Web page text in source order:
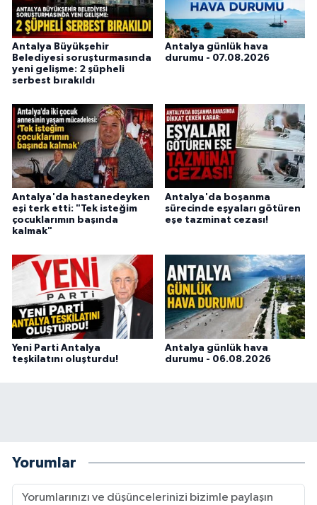
Antalya Büyükşehir
Belediyesi soruşturmasında
yeni gelişme: 2 şüpheli
serbest bırakıldı
Antalya günlük hava
durumu - 07.08.2026
Antalya'da hastanedeyken
eşi terk etti: "Tek isteğim
çocuklarımın başında
kalmak"
Antalya'da boşanma
sürecinde eşyaları götüren
eşe tazminat cezası!
Yeni Parti Antalya
teşkilatını oluşturdu!
Antalya günlük hava
durumu - 06.08.2026
Yorumlar